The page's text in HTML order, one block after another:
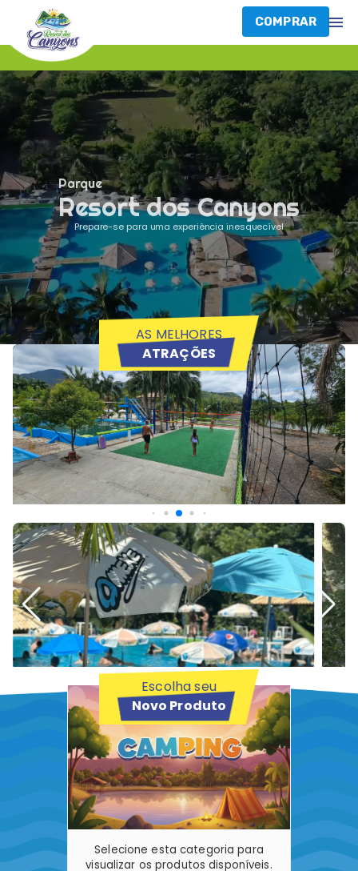
COMPRAR
Parque
Resort dos Canyons
Prepare-se para uma experiência inesquecível
AS MELHORES
ATRAÇÕES
Escolha seu
Novo Produto
Selecione esta categoria para
visualizar os produtos disponíveis.